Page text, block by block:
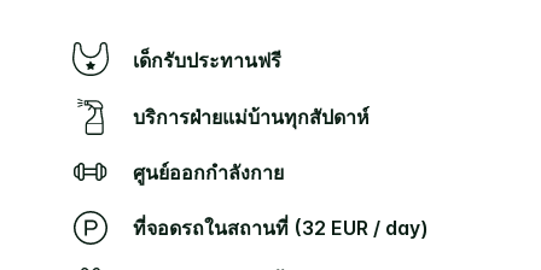
เด็กรับประทานฟรี
บริการฝ่ายแม่บ้านทุกสัปดาห์
ศูนย์ออกกำลังกาย
ที่จอดรถในสถานที่ (32 EUR / day)